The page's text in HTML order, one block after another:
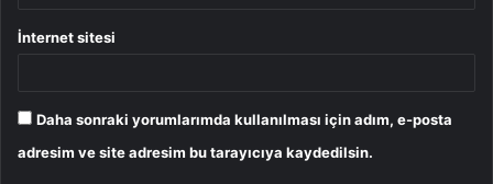
İnternet sitesi
Daha sonraki yorumlarımda kullanılması için adım, e-posta
adresim ve site adresim bu tarayıcıya kaydedilsin.